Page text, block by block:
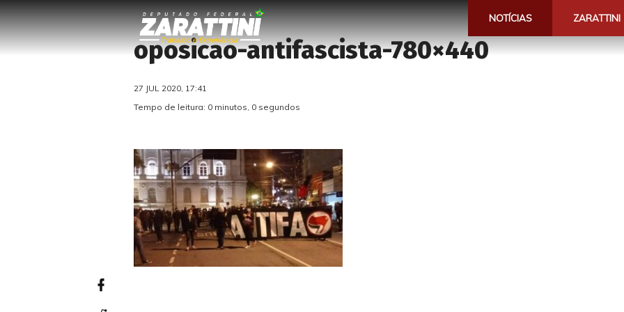
NOTÍCIAS ZARATTINI
oposicao-antifascista-780×440
27 JUL 2020, 17:41
Tempo de leitura: 0 minutos, 0 segundos